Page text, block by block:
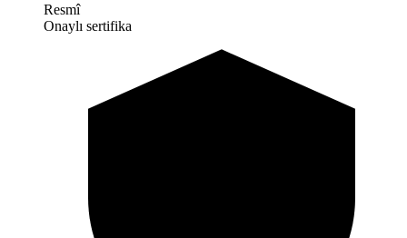
Resmî
Onaylı sertifika